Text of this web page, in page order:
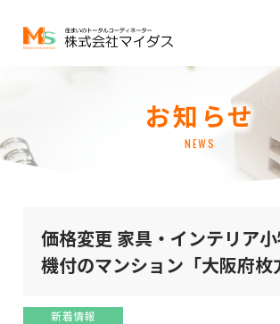
お知らせ
NEWS
価格変更 家具・インテリア
機付のマンション「大阪府枚
新着情報